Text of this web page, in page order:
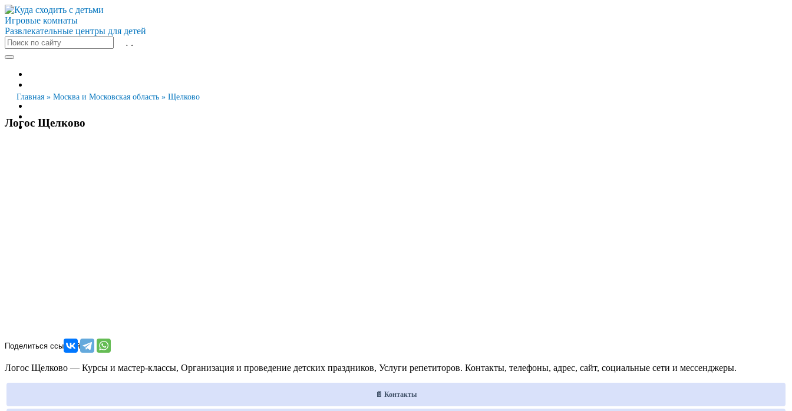
Игровые комнаты
Развлекательные центры для детей
Санкт-Петербург
Казань
Главная » Москва и Московская область » Щелково
Логос Щелково
Логос Щелково — Курсы и мастер-классы, Организация и проведение детских праздников, Услуги репетиторов. Контакты, телефоны, адрес, сайт, социальные сети и мессенджеры.
📄 Контакты